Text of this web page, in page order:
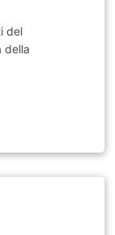
del
della